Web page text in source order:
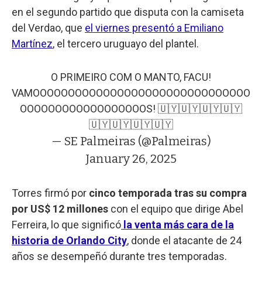
en el segundo partido que disputa con la camiseta
del Verdao, que el viernes presentó a Emiliano
Martínez, el tercero uruguayo del plantel.
O PRIMEIRO COM O MANTO, FACU!
VAMOOOOOOOOOOOOOOOOOOOOOOOOOOOOOOO
OOOOOOOOOOOOOOOOOOS! 🇺🇾🇺🇾🇺🇾🇺🇾
🇺🇾🇺🇾🇺🇾🇺🇾
— SE Palmeiras (@Palmeiras)
January 26, 2025
Torres firmó por cinco temporada tras su compra
por US$ 12 millones con el equipo que dirige Abel
Ferreira, lo que significó la venta más cara de la
historia de Orlando City, donde el atacante de 24
años se desempeñó durante tres temporadas.